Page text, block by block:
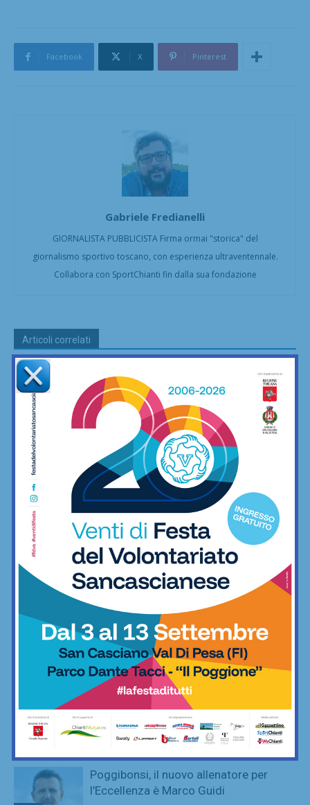
Facebook X Pinterest
Gabriele Fredianelli
GIORNALISTA PUBBLICISTA Firma ormai "storica" del
giornalismo sportivo toscano, con esperienza ultraventennale.
Collabora con SportChianti fin dalla sua fondazione
Articoli correlati
Nuoto
Aquatica, corsi di nuoto per bambini e
ragazzi anche a settembre
Calcio
Coppa Italia di Serie D, il Grassina
comincia il 23 agosto contro la
Lucchese
Calcio
Serie D, ecco i gironi 2026/27. Grassina
e San Donato Tavarnelle con tre
emiliane, una laziale e una umbra
Il Grassina vola in Serie D. E arrivano
subito i complimenti dell’Antella: “Un
prestigioso traguardo”
Poggibonsi al lavoro, tra conferme,
ritorni e volti nuovi
Calcio
Adesso è proprio ufficiale: il Grassina
giocherà in Serie D nella prossima
stagione
Poggibonsi, il nuovo allenatore per
l’Eccellenza è Marco Guidi